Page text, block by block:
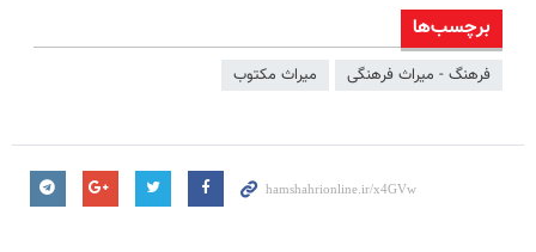
برچسب‌ها
فرهنگ - میراث فرهنگی میراث مکتوب